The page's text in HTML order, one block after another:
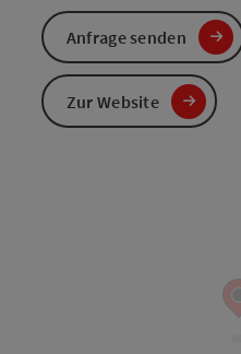
Anfrage senden
Zur Website